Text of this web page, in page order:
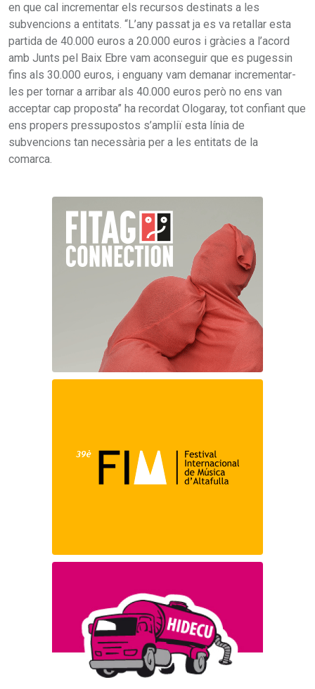
en que cal incrementar els recursos destinats a les
subvencions a entitats. “L’any passat ja es va retallar esta
partida de 40.000 euros a 20.000 euros i gràcies a l’acord
amb Junts pel Baix Ebre vam aconseguir que es pugessin
fins als 30.000 euros, i enguany vam demanar incrementar-
les per tornar a arribar als 40.000 euros però no ens van
acceptar cap proposta” ha recordat Ologaray, tot confiant que
ens propers pressupostos s’ampliï esta línia de
subvencions tan necessària per a les entitats de la
comarca.